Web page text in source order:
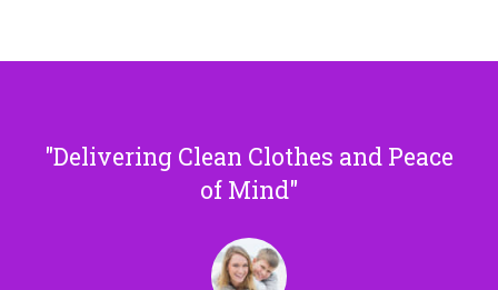
Delivering Clean Clothes and Peace
of Mind